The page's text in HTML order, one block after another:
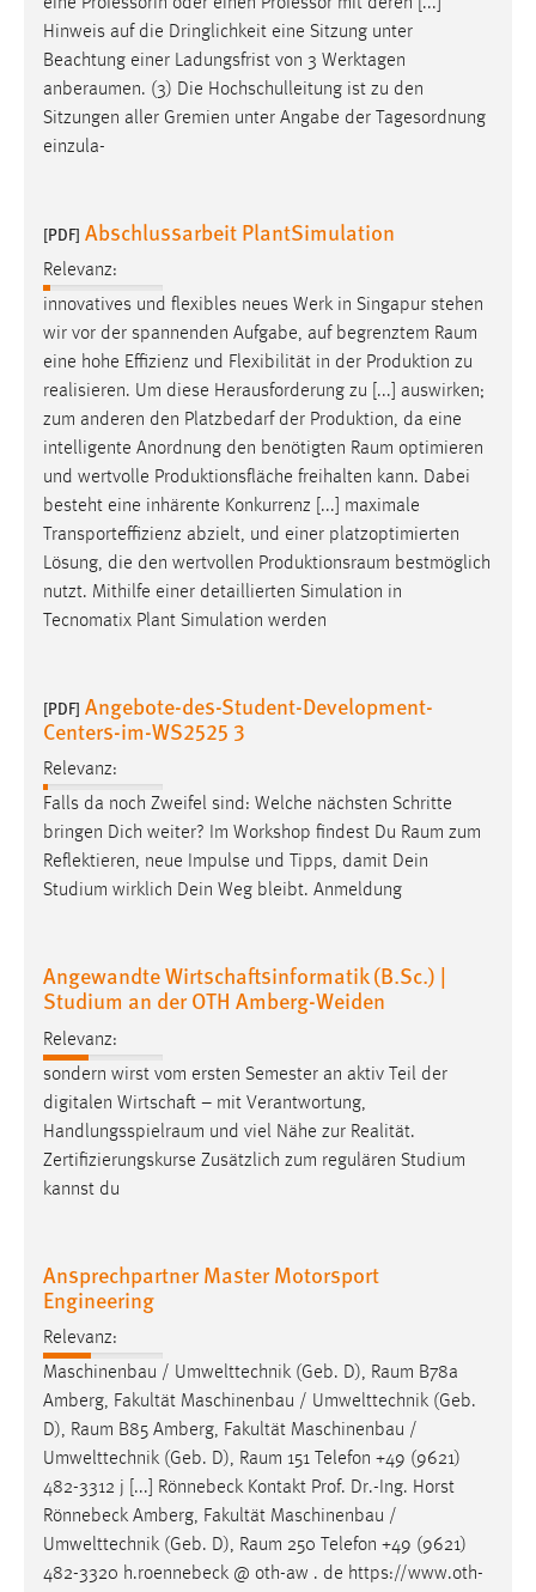
Hinweis auf die Dringlichkeit eine Sitzung unter
Beachtung einer Ladungsfrist von 3 Werktagen
anberaumen. (3) Die Hochschulleitung ist zu den
Sitzungen aller Gremien unter Angabe der Tagesordnung
einzula-
[PDF] Abschlussarbeit PlantSimulation
Relevanz:
innovatives und flexibles neues Werk in Singapur stehen
wir vor der spannenden Aufgabe, auf begrenztem Raum
eine hohe Effizienz und Flexibilität in der Produktion zu
realisieren. Um diese Herausforderung zu [...] auswirken;
zum anderen den Platzbedarf der Produktion, da eine
intelligente Anordnung den benötigten Raum optimieren
und wertvolle Produktionsfläche freihalten kann. Dabei
besteht eine inhärente Konkurrenz [...] maximale
Transporteffizienz abzielt, und einer platzoptimierten
Lösung, die den wertvollen Produktionsraum bestmöglich
nutzt. Mithilfe einer detaillierten Simulation in
Tecnomatix Plant Simulation werden
[PDF] Angebote-des-Student-Development-
Centers-im-WS2525 3
Relevanz:
Falls da noch Zweifel sind: Welche nächsten Schritte
bringen Dich weiter? Im Workshop findest Du Raum zum
Reflektieren, neue Impulse und Tipps, damit Dein
Studium wirklich Dein Weg bleibt. Anmeldung
Angewandte Wirtschaftsinformatik (B.Sc.) |
Studium an der OTH Amberg-Weiden
Relevanz:
sondern wirst vom ersten Semester an aktiv Teil der
digitalen Wirtschaft – mit Verantwortung,
Handlungsspielraum und viel Nähe zur Realität.
Zertifizierungskurse Zusätzlich zum regulären Studium
kannst du
Ansprechpartner Master Motorsport
Engineering
Relevanz:
Maschinenbau / Umwelttechnik (Geb. D), Raum B78a
Amberg, Fakultät Maschinenbau / Umwelttechnik (Geb.
D), Raum B85 Amberg, Fakultät Maschinenbau /
Umwelttechnik (Geb. D), Raum 151 Telefon +49 (9621)
482-3312 j [...] Rönnebeck Kontakt Prof. Dr.-Ing. Horst
Rönnebeck Amberg, Fakultät Maschinenbau /
Umwelttechnik (Geb. D), Raum 250 Telefon +49 (9621)
482-3320 h.roennebeck @ oth-aw . de https://www.oth-
Conversion-Tracking
Cookie Laufzeit:
3 Monate
_fbp
Facebook
Zweck:
Conversion-Tracking
Cookie Laufzeit:
3 Monate
EXTERNE MEDIEN
Um Inhalte von Videoplattformen und Social Media
Plattformen anzeigen zu können, werden von diesen
YouTube
Vimeo